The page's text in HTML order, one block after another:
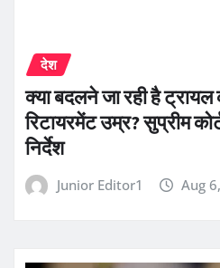
देश
क्या बदलने जा रही है ट्रायल
रिटायरमेंट उम्र? सुप्रीम
निर्देश
Junior Editor1 Aug